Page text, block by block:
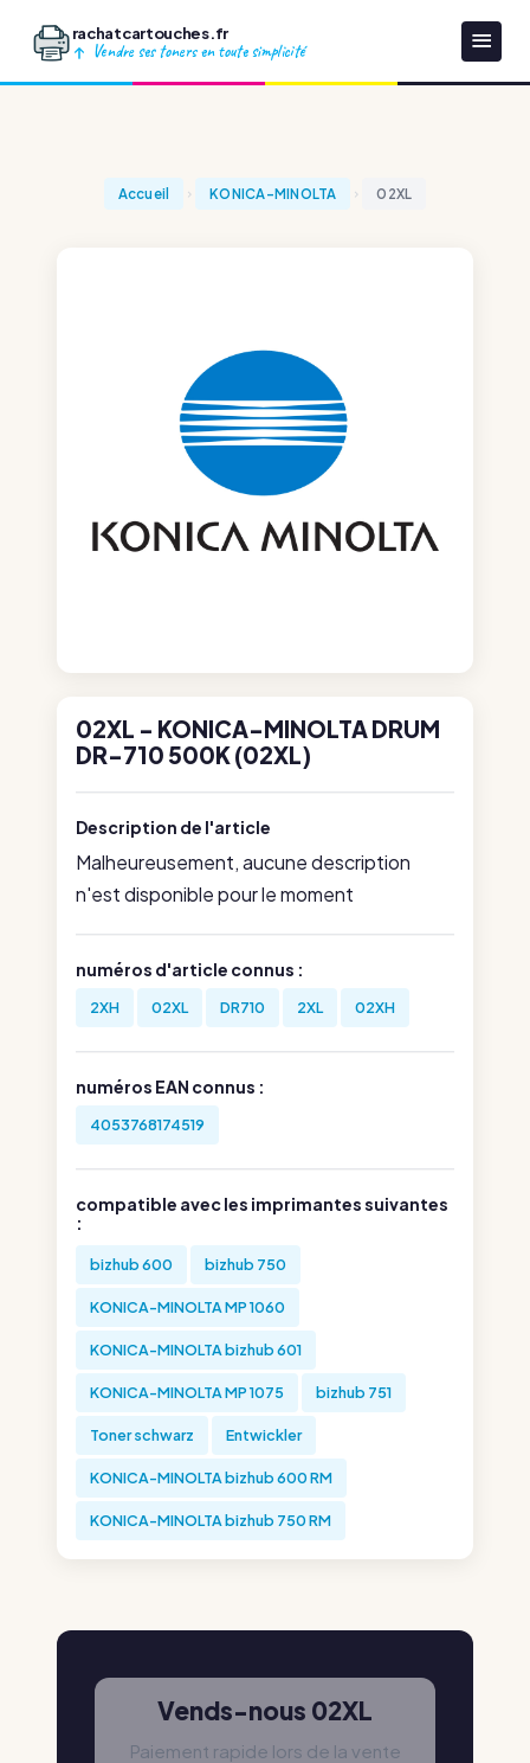
rachatcartouches.fr
Vendre ses toners en toute simplicité
Accueil KONICA-MINOLTA 02XL
02XL - KONICA-MINOLTA DRUM
DR-710 500K (02XL)
Description de l'article
Malheureusement, aucune description
n'est disponible pour le moment
numéros d'article connus :
2XH 02XL DR710 2XL 02XH
numéros EAN connus :
4053768174519
compatible avec les imprimantes suivantes
:
bizhub 600 bizhub 750
KONICA-MINOLTA MP 1060
KONICA-MINOLTA bizhub 601
KONICA-MINOLTA MP 1075 bizhub 751
Toner schwarz Entwickler
KONICA-MINOLTA bizhub 600 RM
KONICA-MINOLTA bizhub 750 RM
Vends-nous 02XL
Paiement rapide lors de la vente